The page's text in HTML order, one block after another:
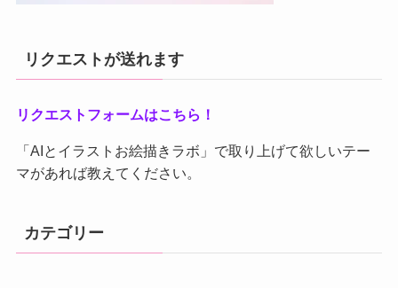
リクエストが送れます
リクエストフォームはこちら！
「AIとイラストお絵描きラボ」で取り上げて欲しいテー
マがあれば教えてください。
カテゴリー